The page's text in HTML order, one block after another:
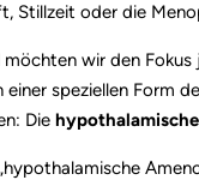
Stillzeit oder die
möchten wir den
speziellen Form
Die